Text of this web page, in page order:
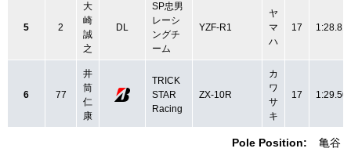
Pole Position:
亀谷
5 2
大
崎
誠
之
DL
SP忠男
レーシ
ングチ
ーム
YZF-R1
ヤ
マ
ハ
17
6 77
井
筒
仁
康
TRICK
STAR
Racing
ZX-10R
カ
ワ
サ
キ
17